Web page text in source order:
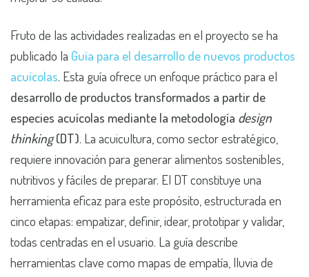
Fruto de las actividades realizadas en el proyecto se ha
publicado la Guía para el desarrollo de nuevos productos
acuícolas. Esta guía ofrece un enfoque práctico para el
desarrollo de productos transformados a partir de
especies acuícolas mediante la metodología design
thinking(DT). La acuicultura, como sector estratégico,
requiere innovación para generar alimentos sostenibles,
nutritivos y fáciles de preparar. El DT constituye una
herramienta eficaz para este propósito, estructurada en
cinco etapas: empatizar, definir, idear, prototipar y validar,
todas centradas en el usuario. La guía describe
herramientas clave como mapas de empatía, lluvia de